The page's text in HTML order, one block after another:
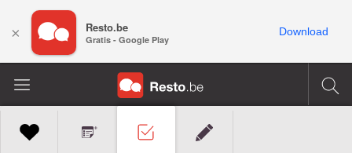
× Resto.be
Gratis - Google Play
Download